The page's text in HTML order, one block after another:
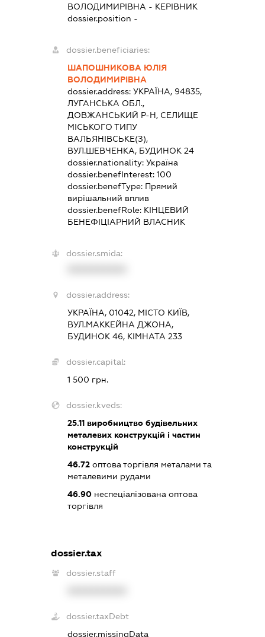
ВОЛОДИМИРІВНА - КЕРІВНИК
dossier.position -
dossier.beneficiaries:
ШАПОШНИКОВА ЮЛІЯ
ВОЛОДИМИРІВНА
dossier.address: УКРАЇНА, 94835,
ЛУГАНСЬКА ОБЛ.,
ДОВЖАНСЬКИЙ Р-Н, СЕЛИЩЕ
МІСЬКОГО ТИПУ
ВАЛЬЯНІВСЬКЕ(З),
ВУЛ.ШЕВЧЕНКА, БУДИНОК 24
dossier.nationality: Україна
dossier.benefInterest: 100
dossier.benefType: Прямий
вирішальний вплив
dossier.benefRole: КІНЦЕВИЙ
БЕНЕФІЦІАРНИЙ ВЛАСНИК
dossier.smida:
dossier.address:
УКРАЇНА, 01042, МІСТО КИЇВ,
ВУЛ.МАККЕЙНА ДЖОНА,
БУДИНОК 46, КІМНАТА 233
dossier.capital:
1 500 грн.
dossier.kveds:
25.11виробництво будівельних
металевих конструкцій і частин
конструкцій
46.72оптова торгівля металами та
металевими рудами
46.90неспеціалізована оптова
торгівля
dossier.tax
dossier.staff
dossier.taxDebt
dossier.missingData